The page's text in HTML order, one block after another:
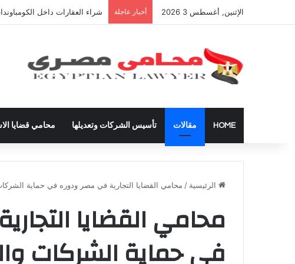
الإثنين, أغسطس 3 2026 أخبار عاجلة شراء العقارات داخل
HOME مقالات تأسيس الشركات وتعديلها محامي قضايا
الرئيسية / محامي القضايا التجارية في مصر ودوره في حماية الشركات
محامي القضايا
في حماية الشركات